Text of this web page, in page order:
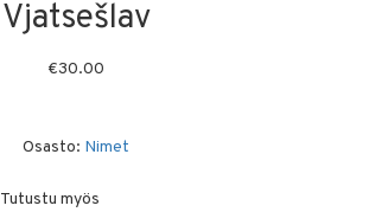
Vjatsešlav
€30.00
Osasto: Nimet
Tutustu myös